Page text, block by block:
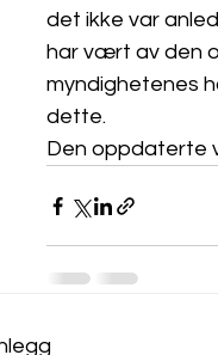
det ikke var
har vært av den
myndighetenes
dette.
Den oppdaterte